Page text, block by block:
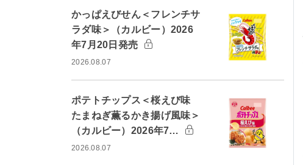
かっぱえびせん＜フレンチサ
ラダ味＞（カルビー）2026
年7月20日発売
2026.08.07
ポテトチップス＜桜えび味
たまねぎ薫るかき揚げ風味＞
（カルビー）2026年7…
2026.08.07